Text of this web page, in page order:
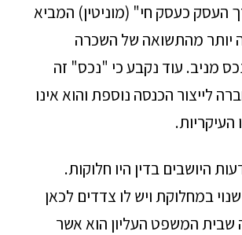
העסק כעסק חי" (מוניטין‏) המביא
יותר מהתשואה של השכרה
מניב. עוד נקבע כי "נכס" זה
לייצור הכנסה נוספת והוא אינו
היושבים בדין היו חלוקות.
במחלוקת ויש לו צדדים לכאן
שבית המשפט העליון הוא אשר